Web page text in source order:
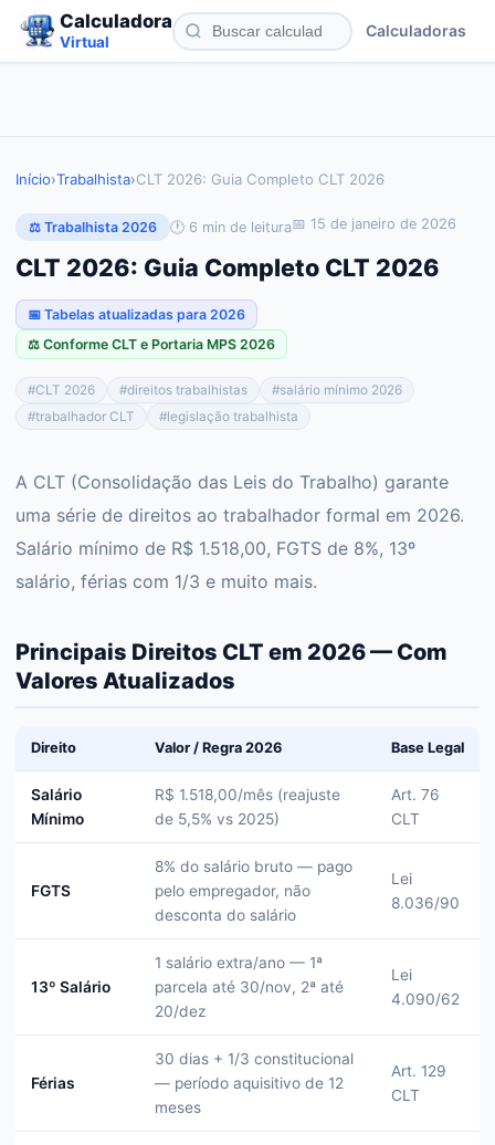
Calculadora
Virtual
Calculadoras
Início›Trabalhista›CLT 2026: Guia Completo CLT 2026
⚖️ Trabalhista 2026 🕐 6 min de leitura📅 15 de janeiro de 2026
CLT 2026: Guia Completo CLT 2026
📅 Tabelas atualizadas para 2026
⚖️ Conforme CLT e Portaria MPS 2026
#CLT 2026 #direitos trabalhistas #salário mínimo 2026
#trabalhador CLT #legislação trabalhista
A CLT (Consolidação das Leis do Trabalho) garante
uma série de direitos ao trabalhador formal em 2026.
Salário mínimo de R$ 1.518,00, FGTS de 8%, 13º
salário, férias com 1/3 e muito mais.
Principais Direitos CLT em 2026 — Com
Valores Atualizados
Direito Valor / Regra 2026 Base Legal
Salário
Mínimo
R$ 1.518,00/mês (reajuste
de 5,5% vs 2025)
Art. 76
CLT
FGTS
8% do salário bruto — pago
pelo empregador, não
desconta do salário
Lei
8.036/90
13º Salário
1 salário extra/ano — 1ª
parcela até 30/nov, 2ª até
20/dez
Lei
4.090/62
Férias
30 dias + 1/3 constitucional
— período aquisitivo de 12
meses
Art. 129
CLT